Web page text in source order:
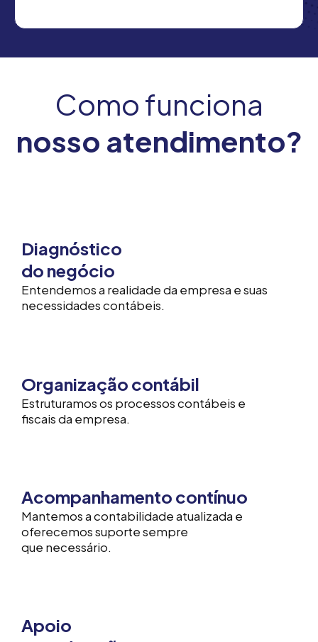
Como funciona
nosso atendimento?
Diagnóstico
do negócio
Entendemos a realidade da empresa e suas
necessidades contábeis.
Organização contábil
Estruturamos os processos contábeis e
fiscais da empresa.
Acompanhamento contínuo
Mantemos a contabilidade atualizada e
oferecemossuporte sempre
que necessário.
Apoio